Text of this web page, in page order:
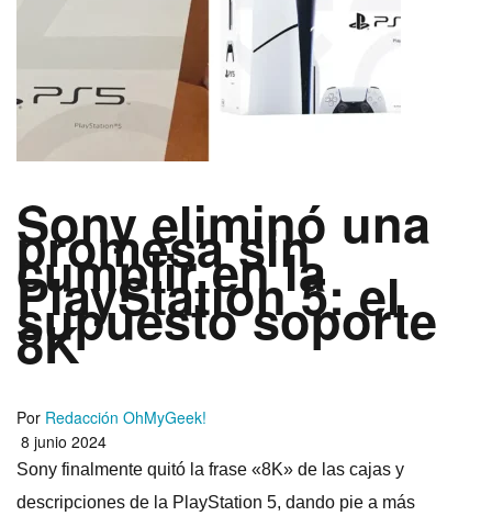
Sony eliminó una
promesa sin
cumplir en la
PlayStation 5: el
supuesto soporte
8K
Por Redacción OhMyGeek!
8 junio 2024
Sony finalmente quitó la frase «8K» de las cajas y
descripciones de la PlayStation 5, dando pie a más